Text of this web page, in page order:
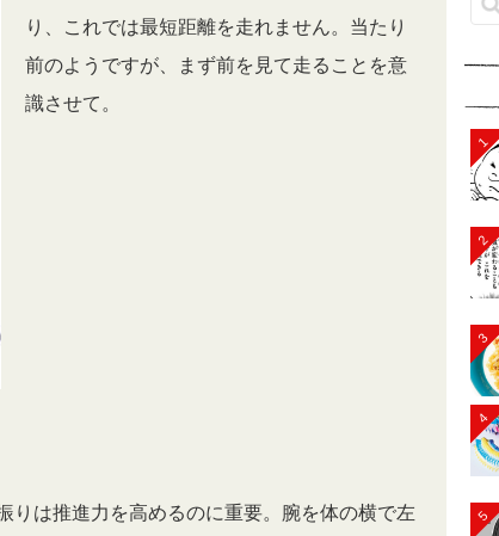
り、これでは最短距離を走れません。当たり
前のようですが、まず前を見て走ることを意
識させて。
りは推進力を高めるのに重要。腕を体の横で左
1
2
3
4
5